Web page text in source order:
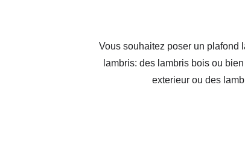
Vous souhaitez poser un plafond
lambris: des lambris bois ou
exterieur ou des